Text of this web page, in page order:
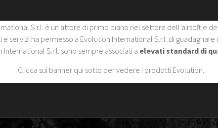
S.r.l. è un attore di primo piano nel settore dell’airsoft e
servizi ha permesso a Evolution International S.r.l. di
International S.r.l. sono sempre associati a elevati standard di
Clicca sui banner qui sotto per vedere i prodotti Evolution.